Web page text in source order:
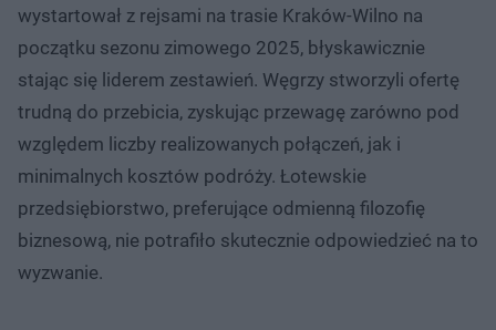
wystartował z rejsami na trasie Kraków-Wilno na
początku sezonu zimowego 2025, błyskawicznie
stając się liderem zestawień. Węgrzy stworzyli ofertę
trudną do przebicia, zyskując przewagę zarówno pod
względem liczby realizowanych połączeń, jak i
minimalnych kosztów podróży. Łotewskie
przedsiębiorstwo, preferujące odmienną filozofię
biznesową, nie potrafiło skutecznie odpowiedzieć na to
wyzwanie.